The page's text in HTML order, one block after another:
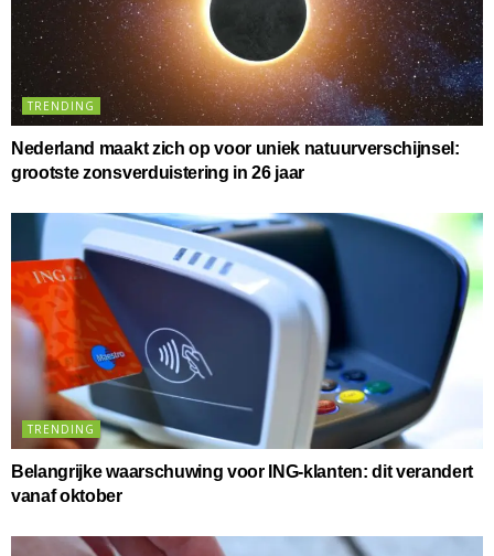
TRENDING
Nederland maakt zich op voor uniek natuurverschijnsel:
grootste zonsverduistering in 26 jaar
TRENDING
Belangrijke waarschuwing voor ING-klanten: dit verandert
vanaf oktober